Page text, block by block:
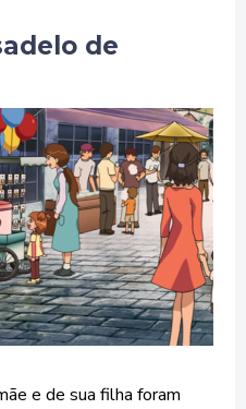
de
e de sua filha foram